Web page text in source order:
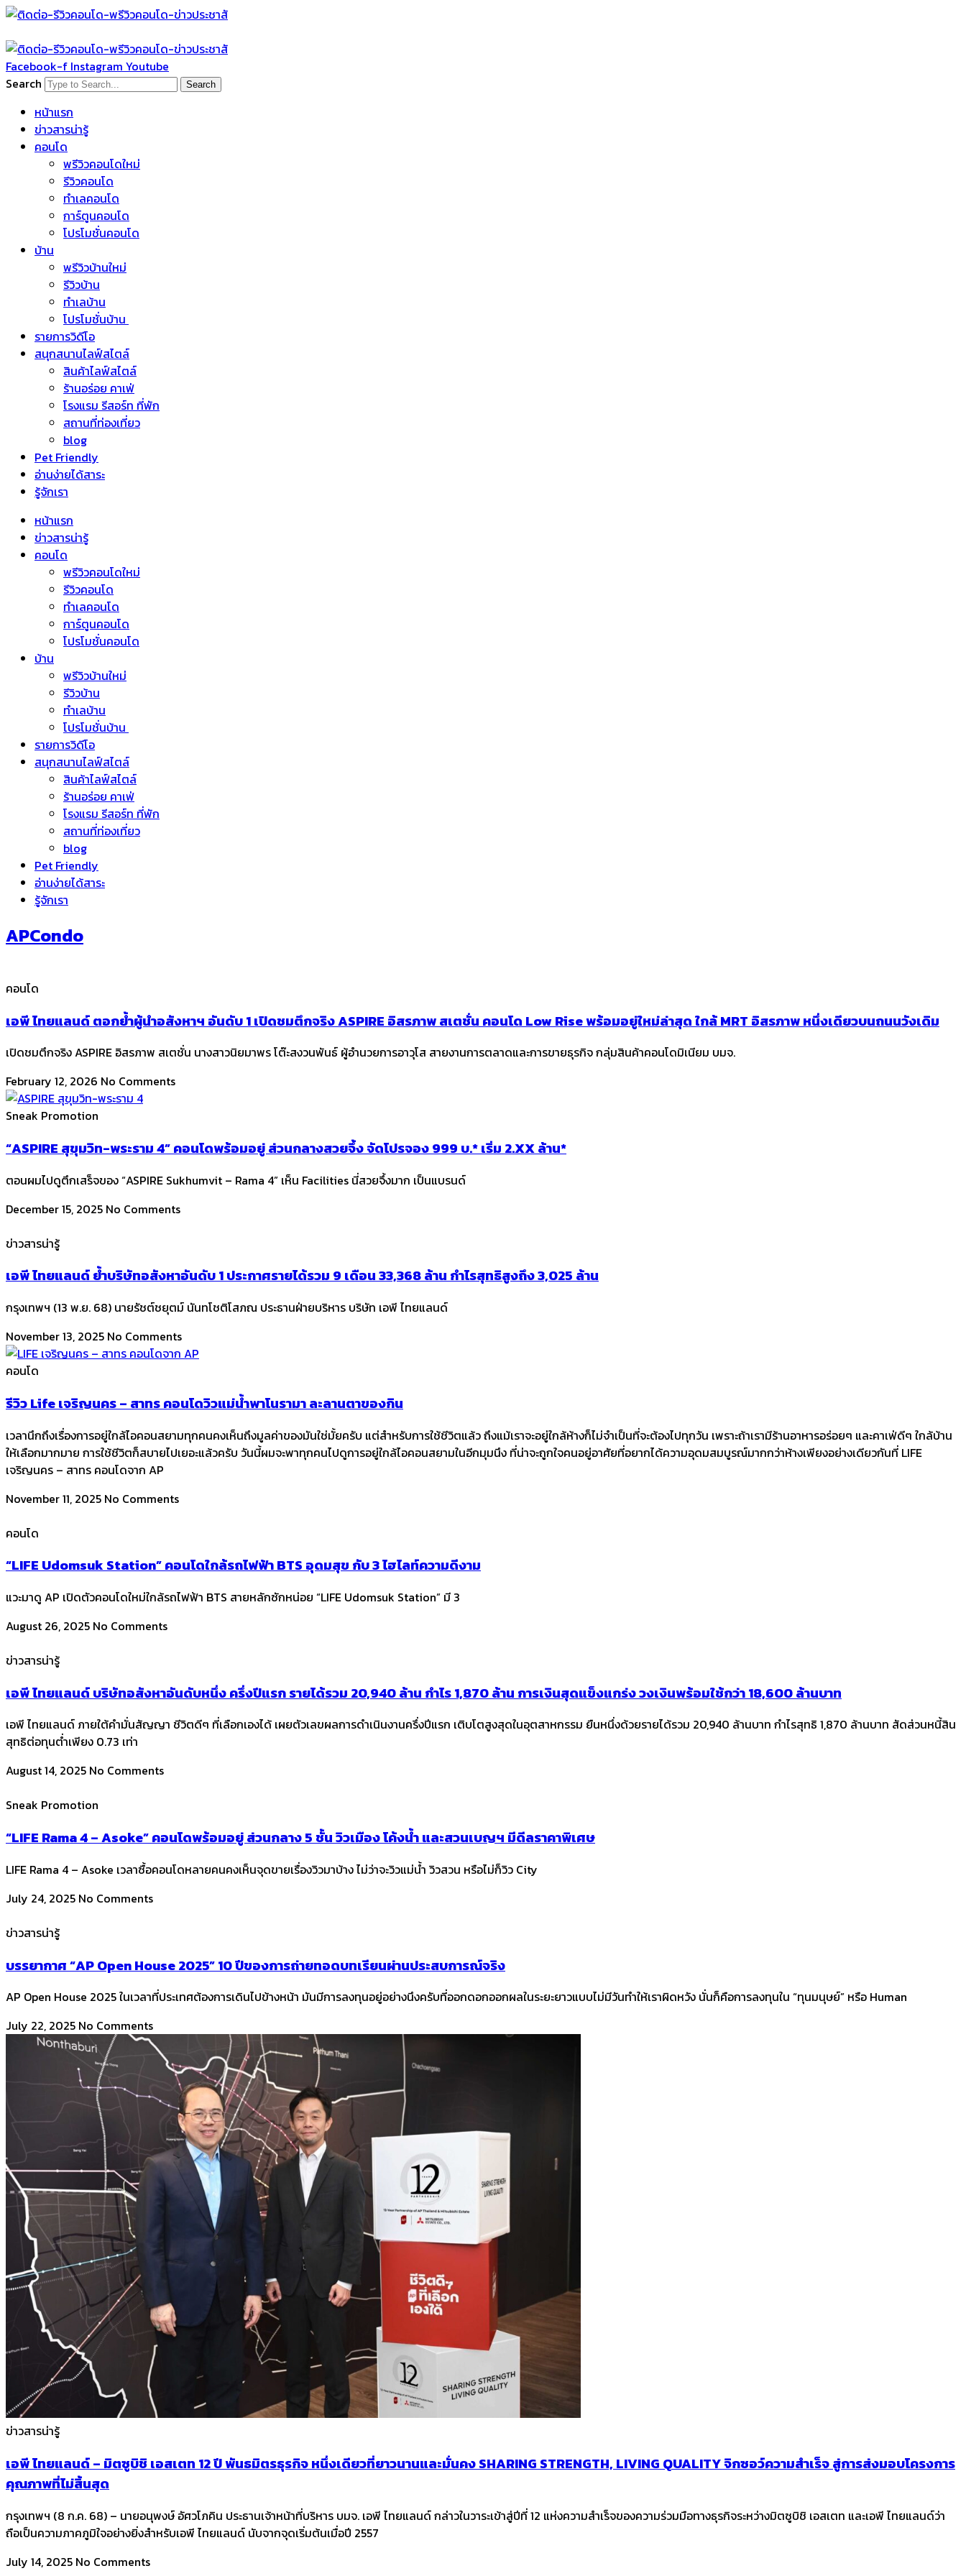
Skip
content
Facebook-f Instagram Youtube
Search
Search
หน้าแรก
ข่าวสารน่ารู้
คอนโด
พรีวิวคอนโดใหม่
รีวิวคอนโด
ทำเลคอนโด
การ์ตูนคอนโด
โปรโมชั่นคอนโด
บ้าน
พรีวิวบ้านใหม่
รีวิวบ้าน
ทำเลบ้าน
โปรโมชั่นบ้าน
รายการวิดีโอ
สนุกสนานไลฟ์สไตล์
สินค้าไลฟ์สไตล์
ร้านอร่อย คาเฟ่
โรงแรม รีสอร์ท ที่พัก
สถานที่ท่องเที่ยว
blog
Pet Friendly
อ่านง่ายได้สาระ
รู้จักเรา
หน้าแรก
ข่าวสารน่ารู้
คอนโด
พรีวิวคอนโดใหม่
รีวิวคอนโด
ทำเลคอนโด
การ์ตูนคอนโด
โปรโมชั่นคอนโด
บ้าน
พรีวิวบ้านใหม่
รีวิวบ้าน
ทำเลบ้าน
โปรโมชั่นบ้าน
รายการวิดีโอ
สนุกสนานไลฟ์สไตล์
สินค้าไลฟ์สไตล์
ร้านอร่อย คาเฟ่
โรงแรม รีสอร์ท ที่พัก
สถานที่ท่องเที่ยว
blog
Pet Friendly
อ่านง่ายได้สาระ
รู้จักเรา
APCondo
คอนโด
เอพี ไทยแลนด์ ตอกย้ำผู้นำอสังหาฯ อันดับ 1 เปิดชมตึกจริง ASPIRE อิสรภาพ สเตชั่น คอนโด Low Rise พร้อมอยู่ใหม่ล่าสุด ใกล้ MRT อิสรภาพ หนึ่งเดียวบนถนนวังเดิม
เปิดชมตึกจริง ASPIRE อิสรภาพ สเตชั่น นางสาวนิยมาพร โต๊ะสงวนพันธ์ ผู้อำนวยการอาวุโส สายงานการตลาดและการขายธุรกิจ กลุ่มสินค้าคอนโดมิเนียม บมจ.
February 12, 2026 No Comments
Sneak Promotion
“ASPIRE สุขุมวิท-พระราม 4” คอนโดพร้อมอยู่ ส่วนกลางสวยจึ้ง จัดโปรจอง 999 บ.* เริ่ม 2.XX ล้าน*
ตอนผมไปดูตึกเสร็จของ “ASPIRE Sukhumvit – Rama 4” เห็น Facilities นี่สวยจึ้งมาก เป็นแบรนด์
December 15, 2025 No Comments
ข่าวสารน่ารู้
เอพี ไทยแลนด์ ย้ำบริษัทอสังหาอันดับ 1 ประกาศรายได้รวม 9 เดือน 33,368 ล้าน กำไรสุทธิสูงถึง 3,025 ล้าน
กรุงเทพฯ (13 พ.ย. 68) นายรัชต์ชยุตม์ นันทโชติโสภณ ประธานฝ่ายบริหาร บริษัท เอพี ไทยแลนด์
November 13, 2025 No Comments
คอนโด
รีวิว Life เจริญนคร – สาทร คอนโดวิวแม่น้ำพาโนรามา ละลานตาของกิน
เวลานึกถึงเรื่องการอยู่ใกล้ไอคอนสยามทุกคนคงเห็นถึงมูลค่าของมันใช่มั้ยครับ แต่สำหรับการใช้ชีวิตแล้ว ถึงแม้เราจะอยู่ใกล้ห้างก็ไม่จำเป็นที่จะต้องไปทุกวัน เพราะถ้าเรามีร้านอาหารอร่อยๆ และคาเฟ่ดีๆ ใกล้บ้าน
ให้เลือกมากมาย การใช้ชีวิตก็สบายไปเยอะแล้วครับ วันนี้ผมจะพาทุกคนไปดูการอยู่ใกล้ไอคอนสยามในอีกมุมนึง ที่น่าจะถูกใจคนอยู่อาศัยที่อยากได้ความอุดมสมบูรณ์มากกว่าห้างเพียงอย่างเดียวกันที่ LIFE
เจริญนคร – สาทร คอนโดจาก AP
November 11, 2025 No Comments
คอนโด
“LIFE Udomsuk Station” คอนโดใกล้รถไฟฟ้า BTS อุดมสุข กับ 3 ไฮไลท์ความดีงาม
แวะมาดู AP เปิดตัวคอนโดใหม่ใกล้รถไฟฟ้า BTS สายหลักซักหน่อย “LIFE Udomsuk Station” มี 3
August 26, 2025 No Comments
ข่าวสารน่ารู้
เอพี ไทยแลนด์ บริษัทอสังหาอันดับหนึ่ง ครึ่งปีแรก รายได้รวม 20,940 ล้าน กำไร 1,870 ล้าน การเงินสุดแข็งแกร่ง วงเงินพร้อมใช้กว่า 18,600 ล้านบาท
เอพี ไทยแลนด์ ภายใต้คำมั่นสัญญา ชีวิตดีๆ ที่เลือกเองได้ เผยตัวเลขผลการดำเนินงานครึ่งปีแรก เติบโตสูงสุดในอุตสาหกรรม ยืนหนึ่งด้วยรายได้รวม 20,940 ล้านบาท กำไรสุทธิ 1,870 ล้านบาท สัดส่วนหนี้สิน
สุทธิต่อทุนต่ำเพียง 0.73 เท่า
August 14, 2025 No Comments
Sneak Promotion
“LIFE Rama 4 – Asoke” คอนโดพร้อมอยู่ ส่วนกลาง 5 ชั้น วิวเมือง โค้งน้ำ และสวนเบญฯ มีดีลราคาพิเศษ
LIFE Rama 4 – Asoke เวลาซื้อคอนโดหลายคนคงเห็นจุดขายเรื่องวิวมาบ้าง ไม่ว่าจะวิวแม่น้ำ วิวสวน หรือไม่ก็วิว City
July 24, 2025 No Comments
ข่าวสารน่ารู้
บรรยากาศ “AP Open House 2025” 10 ปีของการถ่ายทอดบทเรียนผ่านประสบการณ์จริง
AP Open House 2025 ในเวลาที่ประเทศต้องการเดินไปข้างหน้า มันมีการลงทุนอยู่อย่างนึงครับที่ออกดอกออกผลในระยะยาวแบบไม่มีวันทำให้เราผิดหวัง นั่นก็คือการลงทุนใน “ทุนมนุษย์” หรือ Human
July 22, 2025 No Comments
ข่าวสารน่ารู้
เอพี ไทยแลนด์ – มิตซูบิชิ เอสเตท 12 ปี พันธมิตรธุรกิจ หนึ่งเดียวที่ยาวนานและมั่นคง SHARING STRENGTH, LIVING QUALITY จิกซอว์ความสำเร็จ สู่การส่งมอบโครงการ
คุณภาพที่ไม่สิ้นสุด
กรุงเทพฯ (8 ก.ค. 68) – นายอนุพงษ์ อัศวโภคิน ประธานเจ้าหน้าที่บริหาร บมจ. เอพี ไทยแลนด์ กล่าวในวาระเข้าสู่ปีที่ 12 แห่งความสำเร็จของความร่วมมือทางธุรกิจระหว่างมิตซูบิชิ เอสเตท และเอพี ไทยแลนด์ว่า
ถือเป็นความภาคภูมิใจอย่างยิ่งสำหรับเอพี ไทยแลนด์ นับจากจุดเริ่มต้นเมื่อปี 2557
July 14, 2025 No Comments